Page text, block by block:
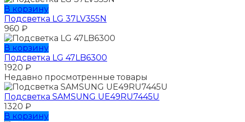
В корзину
Подсветка LG 37LV355N
960 ₽
В корзину
Подсветка LG 47LB6300
1920 ₽
Недавно просмотренные товары
Подсветка SAMSUNG UЕ49RU7445U
1320 ₽
В корзину